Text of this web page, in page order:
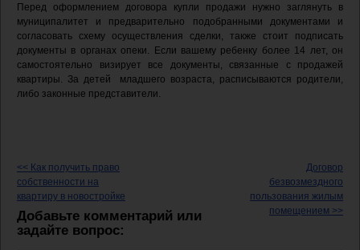
Перед оформлением договора купли продажи нужно заглянуть в
муниципалитет и предварительно подобранными документами и
согласовать схему осуществления сделки, также стоит подписать
документы в органах опеки. Если вашему ребенку более 14 лет, он
самостоятельно визирует все документы, связанные с продажей
квартиры. За детей младшего возраста, расписываются родители,
либо законные представители.
<< Как получить право
собственности на
квартиру в новостройке
Договор
безвозмездного
пользования жилым
помещением >>
Добавьте комментарий или
задайте вопрос: